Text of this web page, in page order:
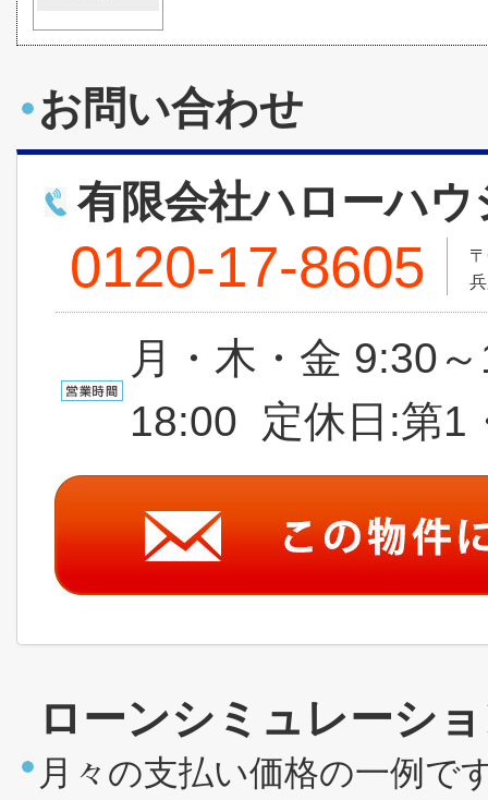
お問い合わせ
有限会社ハローハウ
0120-17-8605
月・木・金 9:30
18:00 定休日:第1
ローンシミュレーシ
月々の支払い価格の一例で